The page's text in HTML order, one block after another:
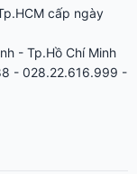
cấp ngày
- Tp.Hồ Chí Minh
- 028.22.616.999 -